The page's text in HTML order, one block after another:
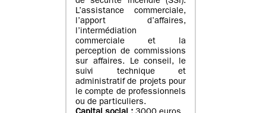
L’assistance commerciale,
l’apport d’affaires,
l’intermédiation
commerciale et la
perception de commissions
sur affaires. Le conseil, le
suivi technique et
administratif de projets pour
le compte de professionnels
ou de particuliers.